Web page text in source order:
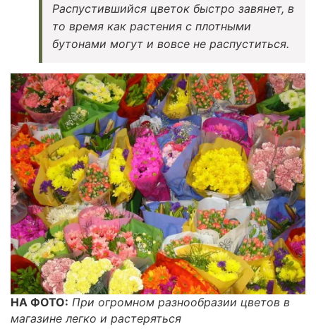
Распустившийся цветок быстро завянет, в
то время как растения с плотными
бутонами могут и вовсе не распуститься.
НА ФОТО: При огромном разнообразии цветов в
магазине легко и растеряться